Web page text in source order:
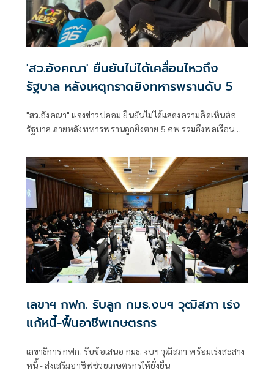
'สว.อังคณา' ยืนยันไม่ได้เคลื่อนไหวถึง
รัฐบาล หลังเหตุกราดยิงทหารพรานดับ 5
"สว.อังคณา" แจงข่าวปลอม ยืนยันไม่ได้แสดงความคิดเห็นต่อ
รัฐบาล ภายหลังทหารพรานถูกยิงตาย 5 ศพ รวมถึงพลเรือน
อัยการศึกในการตรวจค้น
เลขาฯ กฟก. รับลูก กมธ.งบฯ วุฒิสภา เร่ง
แก้หนี้-ฟื้นอาชีพเกษตรกร
เลขาธิการ กฟก. รับข้อเสนอ กมธ. งบฯ วุฒิสภา พร้อมเร่งสะสาง
หนี้ - ส่งเสริมอาชีฟช่วยเกษตรกรให้ยั่งยืน